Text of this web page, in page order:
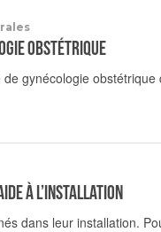
obstétrique
gynécologie obstétrique
à l’installation
dans leur installation.